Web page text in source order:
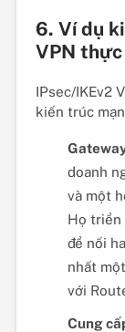
6. Ví dụ
VPN
IPsec/IKEv2
kiến trúc
doanh
và một
Họ triển
để nối
nhất
với
Cung